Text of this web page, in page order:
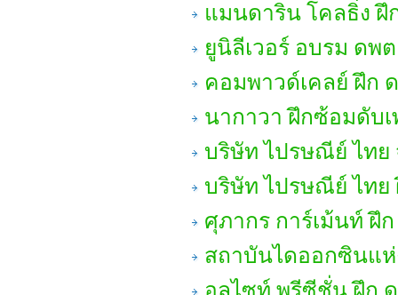
แมนดาริน โคลธิ่ง ฝึ
ยูนิลีเวอร์ อบรม ดพต
คอมพาวด์เคลย์ ฝึก
นากาวา ฝึกซ้อมดับเ
บริษัท ไปรษณีย์ ไทย
บริษัท ไปรษณีย์ ไทย
ศุภากร การ์เม้นท์ ฝึ
สถาบันไดออกซินแห่
อลูไซท์ พรีซีชั่น ฝึก